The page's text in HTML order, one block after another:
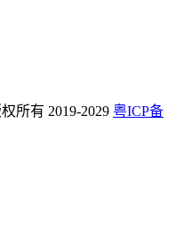
所有 2019-2029 粤ICP备